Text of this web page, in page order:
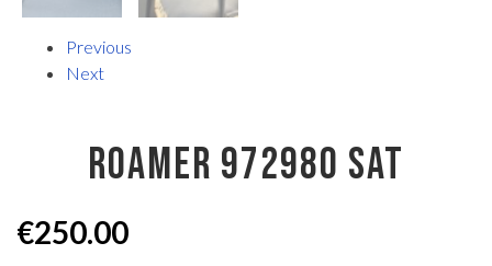
Previous
Next
ROAMER 972980 SAT
€250.00